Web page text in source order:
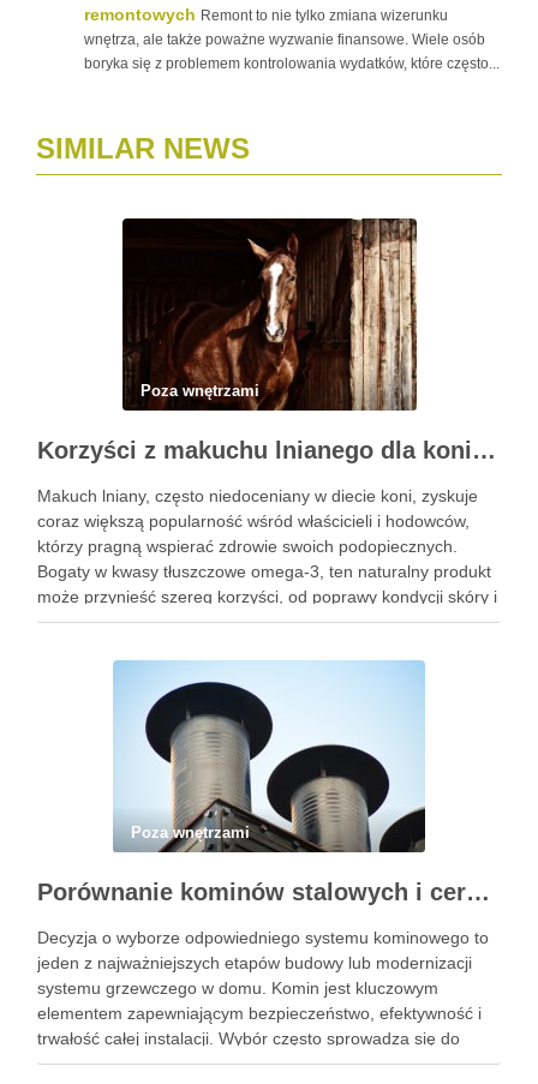
remontowych Remont to nie tylko zmiana wizerunku
wnętrza, ale także poważne wyzwanie finansowe. Wiele osób
boryka się z problemem kontrolowania wydatków, które często...
SIMILAR NEWS
Poza wnętrzami
Korzyści z makuchu lnianego dla koni: naturalne źródło zdrowia i energii
Makuch lniany, często niedoceniany w diecie koni, zyskuje
coraz większą popularność wśród właścicieli i hodowców,
którzy pragną wspierać zdrowie swoich podopiecznych.
Bogaty w kwasy tłuszczowe omega-3, ten naturalny produkt
może przynieść szereg korzyści, od poprawy kondycji skóry i
sierści po działanie przeciwzapalne, które jest szczególnie
Poza wnętrzami
Porównanie kominów stalowych i ceramicznych
Decyzja o wyborze odpowiedniego systemu kominowego to
jeden z najważniejszych etapów budowy lub modernizacji
systemu grzewczego w domu. Komin jest kluczowym
elementem zapewniającym bezpieczeństwo, efektywność i
trwałość całej instalacji. Wybór często sprowadza się do
dwóch popularnych opcji – kominów stalowych lub